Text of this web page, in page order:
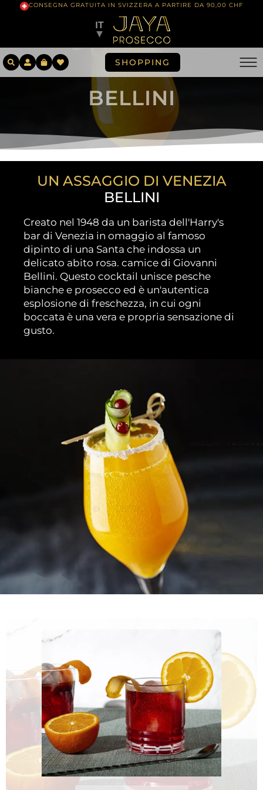
CONSEGNA GRATUITA IN SVIZZERA A PARTIRE DA 90,00 CHF
IT
▼
SHOPPING
BELLINI
UN ASSAGGIO DI VENEZIA
BELLINI
Creato nel 1948 da un barista dell'Harry's
bar di Venezia in omaggio al famoso
dipinto di una Santa che indossa un
delicato abito rosa. camice di Giovanni
Bellini. Questo cocktail unisce pesche
bianche e prosecco ed è un'autentica
esplosione di freschezza, in cui ogni
boccata è una vera e propria sensazione di
gusto.